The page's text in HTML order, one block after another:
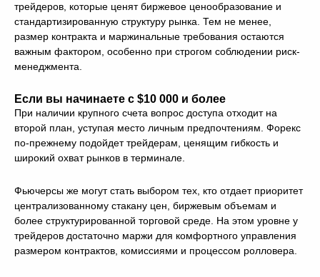
трейдеров, которые ценят биржевое ценообразование и
стандартизированную структуру рынка. Тем не менее,
размер контракта и маржинальные требования остаются
важным фактором, особенно при строгом соблюдении риск-
менеджмента.
Если вы начинаете с $10 000 и более
При наличии крупного счета вопрос доступа отходит на
второй план, уступая место личным предпочтениям. Форекс
по-прежнему подойдет трейдерам, ценящим гибкость и
широкий охват рынков в терминале.
Фьючерсы же могут стать выбором тех, кто отдает приоритет
централизованному стакану цен, биржевым объемам и
более структурированной торговой среде. На этом уровне у
трейдеров достаточно маржи для комфортного управления
размером контрактов, комиссиями и процессом ролловера.